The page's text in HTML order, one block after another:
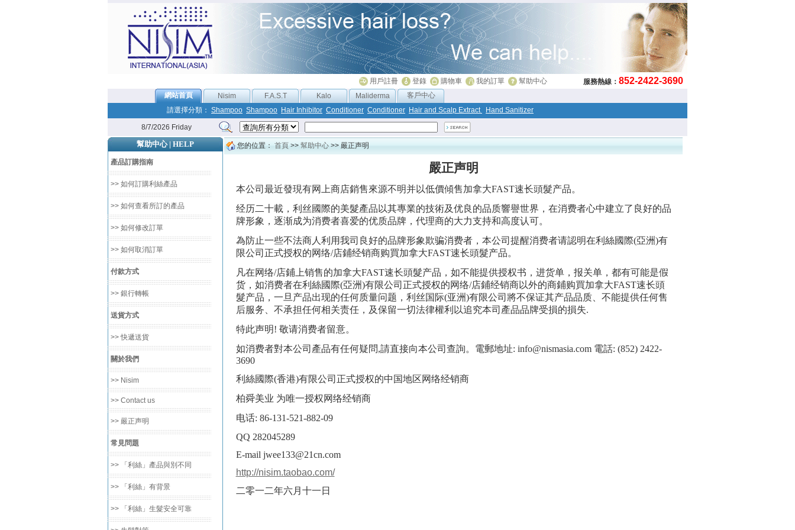
用戶註冊 登錄 購物車 我的訂單 幫助中心 服務熱線： 852-2422-3690
網站首頁 Nisim F.A.S.T Kalo Maliderma
客戶中心
請選擇分類： Shampoo Shampoo Hair Inhibitor Conditioner Conditioner Hair and Scalp Extract Hand Sanitizer
8/7/2026 Friday
幫助中心 | HELP
產品訂購指南
>> 如何訂購利絲產品
>> 如何查看所訂的產品
>> 如何修改訂單
>> 如何取消訂單
付款方式
>> 銀行轉帳
送貨方式
>> 快遞送貨
關於我們
>> Nisim
>> Contact us
>> 嚴正声明
常見問題
>> 「利絲」產品與別不同
>> 「利絲」有背景
>> 「利絲」生髮安全可靠
您的位置： 首頁 >> 幫助中心 >> 嚴正声明
嚴正声明
本公司最近發現有网上商店銷售來源不明并以低價傾售加拿大FAST速长頭髮产品。
经历二十載，利丝國際的美髮產品以其專業的技術及优良的品质響譽世界 ，在消费者心中建立了良好的品
牌形象，逐渐成为消费者喜爱的优质品牌，代理商的大力支持和高度认可。
為防止一些不法商人利用我司良好的品牌形象欺骗消费者，本公司提醒消费者请認明在利絲國際(亞洲)有
限公司正式授权的网络/店鋪经销商购買加拿大FAST速长頭髮产品。
凡在网络/店鋪上销售的加拿大FAST速长頭髮产品，如不能提供授权书，进货单，报关单，都有可能是假
货，如消费者在利絲國際(亞洲)有限公司正式授权的网络/店鋪经销商以外的商鋪购買加拿大FAST速长頭
髮产品，一旦产品出现的任何质量问题，利丝国际(亚洲)有限公司將不保证其产品品质、不能提供任何售
后服务、不承担任何相关责任，及保留一切法律權利以追究本司產品品牌受損的損失.
特此声明! 敬请消费者留意。
如消费者對本公司產品有任何疑問,請直接向本公司查詢。電郵地址: info@nismasia.com 電話: (852) 2422-
3690
利絲國際(香港)有限公司正式授权的中国地区网络经销商
柏舜美业 为唯一授权网络经销商
电话: 86-131-521-882-09
QQ 282045289
E-mail jwee133@21cn.com
http://nisim.taobao.com/
二零一二年六月十一日